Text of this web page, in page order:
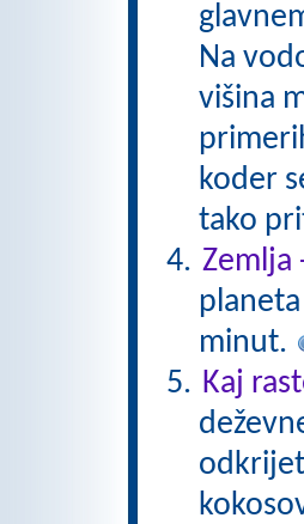
Na
višina
koder
tako
Zemlja
minut.
Kaj